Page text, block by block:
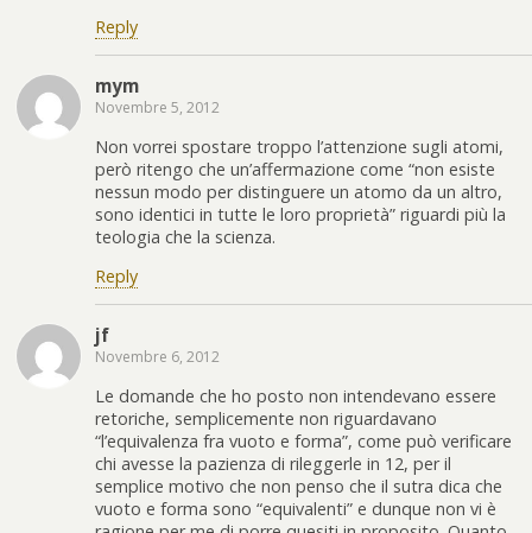
Reply
mym
Novembre 5, 2012
Non vorrei spostare troppo l’attenzione sugli atomi,
però ritengo che un’affermazione come “non esiste
nessun modo per distinguere un atomo da un altro,
sono identici in tutte le loro proprietà” riguardi più la
teologia che la scienza.
Reply
jf
Novembre 6, 2012
Le domande che ho posto non intendevano essere
retoriche, semplicemente non riguardavano
“l’equivalenza fra vuoto e forma”, come può verificare
chi avesse la pazienza di rileggerle in 12, per il
semplice motivo che non penso che il sutra dica che
vuoto e forma sono “equivalenti” e dunque non vi è